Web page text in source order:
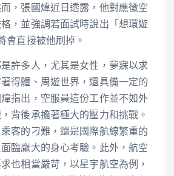
，張國煒近日透露，他對應徵空
，並強調若面試時說出「想環遊
會直接被他刷掉。
許多人，尤其是女性，夢寐以求
得體、周遊世界，還具備一定的
指出，空服員這份工作並不如外
背後承擔著極大的壓力和挑戰。
客的刁難，還是國際航線繁重的
臨龐大的身心考驗。此外，航空
也相當嚴苛，以星宇航空為例，